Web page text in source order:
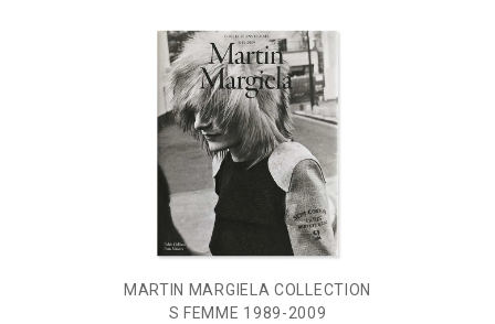
MARTIN MARGIELA COLLECTION
S FEMME 1989-2009